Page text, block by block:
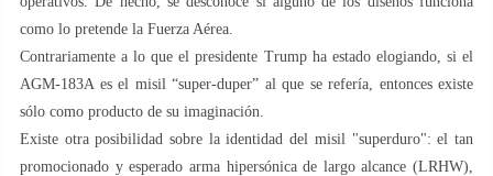
como lo pretende la Fuerza Aérea.
Contrariamente a lo que el presidente Trump ha estado elogiando, si el
AGM-183A es el misil “super-duper” al que se refería, entonces existe
sólo como producto de su imaginación.
Existe otra posibilidad sobre la identidad del misil "superduro": el tan
promocionado y esperado arma hipersónica de largo alcance (LRHW),